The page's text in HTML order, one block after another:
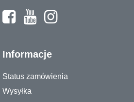
Informacje
Status zamówienia
Wysyłka